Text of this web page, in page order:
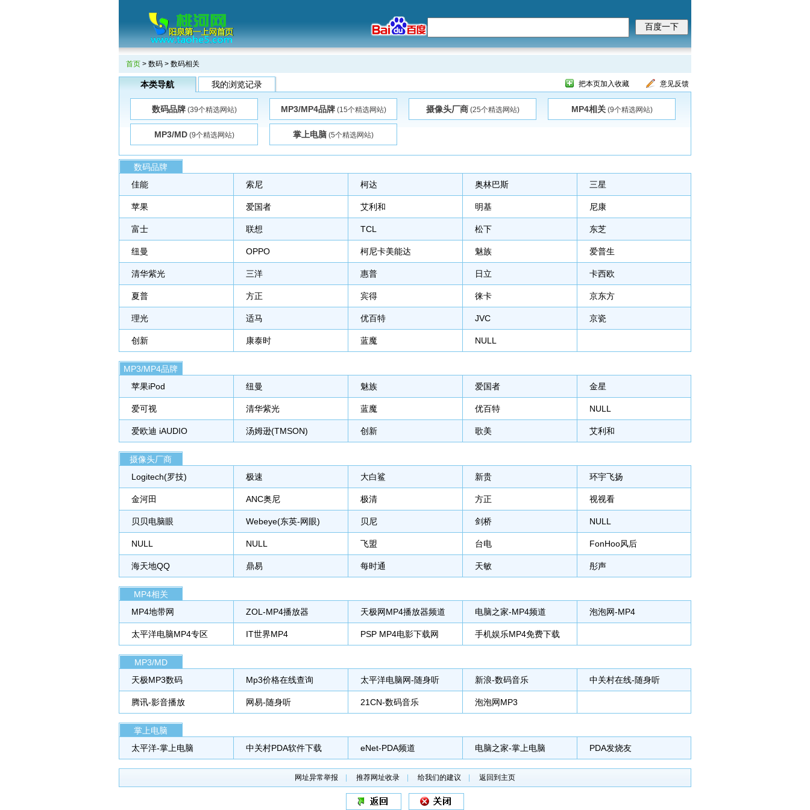
首页 > 数码 > 数码相关
本类导航 我的浏览记录 把本页加入收藏 意见反馈
数码品牌(39个精选网站) MP3/MP4品牌(15个精选网站) 摄像头厂商 (25个精选网站) MP4相关(9个精选网站)
MP3/MD(9个精选网站) 掌上电脑 (5个精选网站)
数码品牌
佳能
索尼 柯达 奥林巴斯 三星
苹果 爱国者 艾利和 明基 尼康
富士 联想 TCL 松下 东芝
纽曼 OPPO 柯尼卡美能达 魅族 爱普生
清华紫光 三洋 惠普 日立 卡西欧
夏普 方正 宾得 徕卡 京东方
理光 适马 优百特 JVC 京瓷
创新 康泰时 蓝魔 NULL
MP3/MP4品牌
苹果iPod
纽曼 魅族 爱国者 金星
爱可视 清华紫光 蓝魔 优百特 NULL
爱欧迪 iAUDIO 汤姆逊(TMSON) 创新 歌美 艾利和
摄像头厂商
Logitech(罗技)
极速 大白鲨 新贵 环宇飞扬
金河田 ANC奥尼 极清 方正 视视看
贝贝电脑眼 Webeye(东英-网眼) 贝尼 剑桥 NULL
NULL NULL 飞盟 台电 FonHoo风后
海天地QQ 鼎易 每时通 天敏 彤声
MP4相关
MP4地带网
ZOL-MP4播放器 天极网MP4播放器频道 电脑之家-MP4频道 泡泡网-MP4
太平洋电脑MP4专区 IT世界MP4 PSP MP4电影下载网 手机娱乐MP4免费下载
MP3/MD
天极MP3数码
Mp3价格在线查询 太平洋电脑网-随身听 新浪-数码音乐 中关村在线-随身听
腾讯-影音播放 网易-随身听 21CN-数码音乐 泡泡网MP3
掌上电脑
太平洋-掌上电脑
中关村PDA软件下载 eNet-PDA频道 电脑之家-掌上电脑 PDA发烧友
网址异常举报 推荐网址收录 给我们的建议 返回到主页